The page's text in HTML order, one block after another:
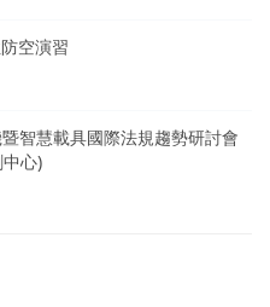
空演習
智慧載具國際法規趨勢研討會
心)